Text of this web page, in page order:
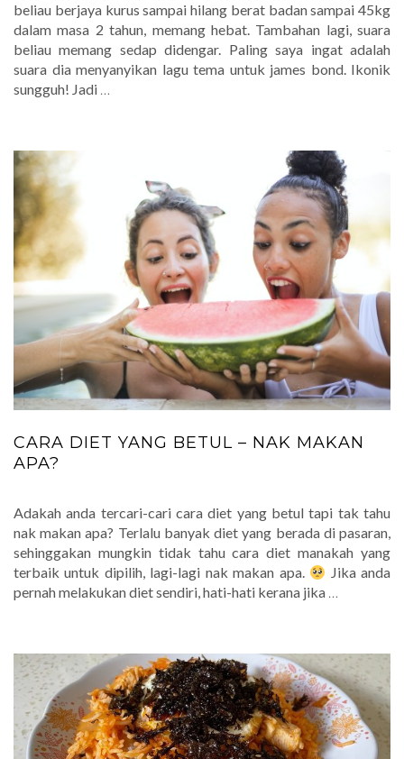
beliau berjaya kurus sampai hilang berat badan sampai 45kg
dalam masa 2 tahun, memang hebat. Tambahan lagi, suara
beliau memang sedap didengar. Paling saya ingat adalah
suara dia menyanyikan lagu tema untuk james bond. Ikonik
sungguh! Jadi …
CARA DIET YANG BETUL – NAK MAKAN
APA?
Adakah anda tercari-cari cara diet yang betul tapi tak tahu
nak makan apa? Terlalu banyak diet yang berada di pasaran,
sehinggakan mungkin tidak tahu cara diet manakah yang
terbaik untuk dipilih, lagi-lagi nak makan apa.
Jika anda
pernah melakukan diet sendiri, hati-hati kerana jika …